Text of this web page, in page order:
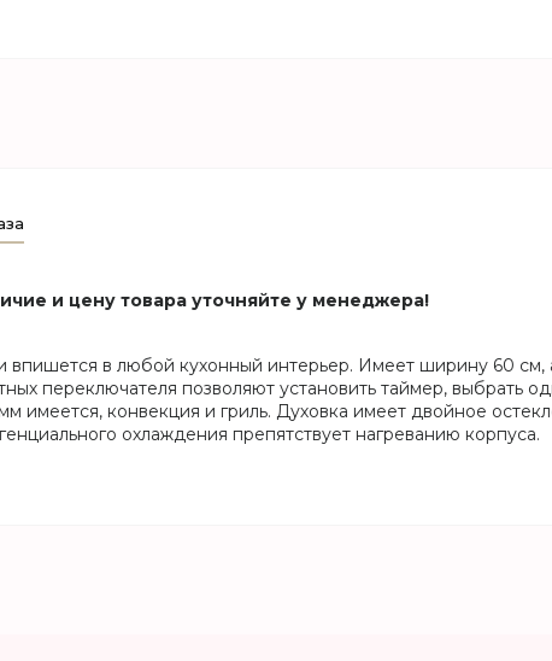
и цену товара уточняйте у менеджера!
в любой кухонный интерьер. Имеет ширину 60 см,
переключателя позволяют установить таймер, выбрать
имеется, конвекция и гриль. Духовка имеет двойное
охлаждения препятствует нагреванию корпуса.